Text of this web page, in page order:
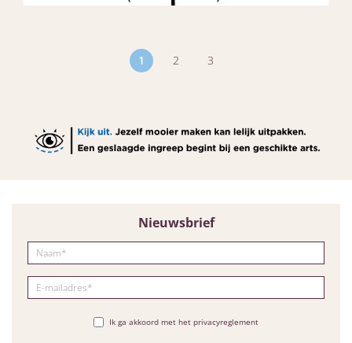
1 2 3
Nieuwsbrief
Ik ga akkoord met het privacyreglement